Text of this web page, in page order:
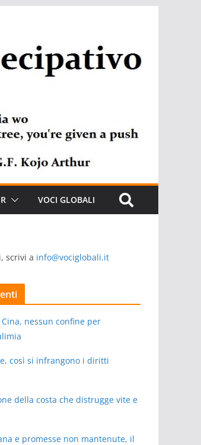
VOCI GLOBALI
scrivi a info@vociglobali.it
Cina, nessun confine per
così si infrangono i diritti
della costa che distrugge vite e
e promesse non mantenute, il